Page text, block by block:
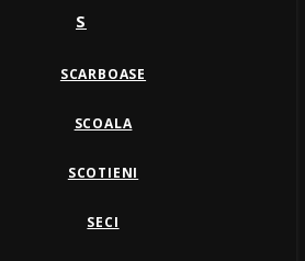
S
SCARBOASE
SCOALA
SCOTIENI
SECI